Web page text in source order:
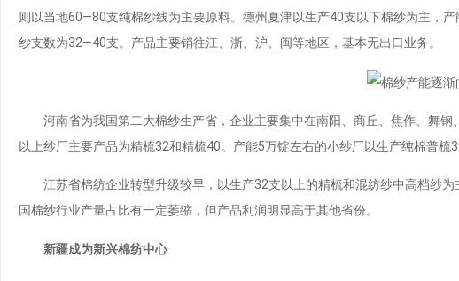
则以当地60—80支纯棉纱线为主要原料。德州夏津以生产40支以下棉纱为主，
纱支数为32—40支。产品主要销往江、浙、沪、闽等地区，基本无出口业务。
河南省为我国第二大棉纱生产省，企业主要集中在南阳、商丘、焦作、舞钢
以上纱厂主要产品为精梳32和精梳40。产能5万锭左右的小纱厂以生产纯棉普梳
江苏省棉纺企业转型升级较早，以生产32支以上的精梳和混纺纱中高档纱为
国棉纱行业产量占比有一定萎缩，但产品利润明显高于其他省份。
新疆成为新兴棉纺中心